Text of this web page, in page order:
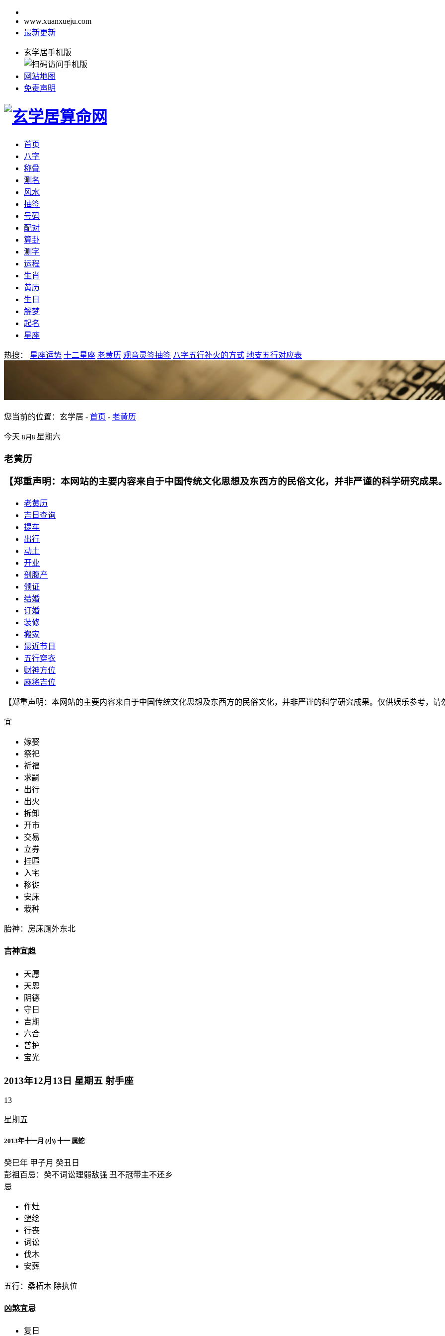
www.xuanxueju.com
最新更新
玄学居手机版
网站地图
免责声明
首页
八字
称骨
测名
风水
抽签
号码
配对
算卦
测字
运程
生肖
黄历
生日
解梦
起名
星座
热搜： 星座运势 十二星座 老黄历 观音灵签抽签 八字五行补火的方式 地支五行对应表
您当前的位置：玄学居 - 首页 - 老黄历
今天 8月8 星期六
老黄历
【郑重声明：本网站的主要内容来自于中国传统文化思想及东西方的民俗文化，并非严谨的科学研究成果
老黄历
吉日查询
提车
出行
动土
开业
剖腹产
领证
结婚
订婚
装修
搬家
最近节日
五行穿衣
财神方位
麻将吉位
【郑重声明：本网站的主要内容来自于中国传统文化思想及东西方的民俗文化，并非严谨的科学研究成果。仅供娱乐参考，请
宜
嫁娶
祭祀
祈福
求嗣
出行
出火
拆卸
开市
交易
立券
挂匾
入宅
移徙
安床
栽种
胎神：房床厕外东北
吉神宜趋
天愿
天恩
阴德
守日
吉期
六合
普护
宝光
2013年12月13日 星期五 射手座
13
星期五
2013年十一月 (小) 十一 属蛇
癸巳年 甲子月 癸丑日
彭祖百忌：癸不词讼理弱敌强 丑不冠带主不还乡
忌
作灶
塑绘
行丧
词讼
伐木
安葬
五行：桑柘木 除执位
凶煞宜忌
复日